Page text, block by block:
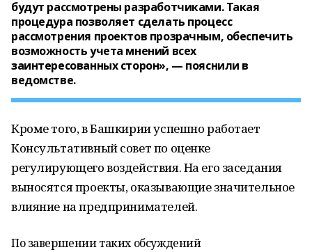
будут рассмотрены разработчиками. Такая
процедура позволяет сделать процесс
рассмотрения проектов прозрачным, обеспечить
возможность учета мнений всех
заинтересованных сторон», — пояснили в
ведомстве.
Кроме того, в Башкирии успешно работает
Консультативный совет по оценке
регулирующего воздействия. На его заседания
выносятся проекты, оказывающие значительное
влияние на предпринимателей.
По завершении таких обсуждений